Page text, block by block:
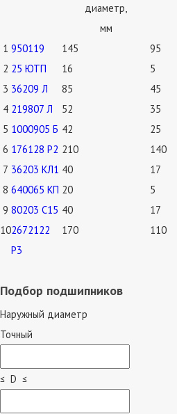
диаметр,
мм
1 950119 145 95
2 25 ЮТП 16 5
3 36209 Л 85 45
4 219807 Л 52 35
5 1000905 Б 42 25
6 176128 Р2 210 140
7 36203 КЛ1 40 17
8 640065 КП 20 5
9 80203 С15 40 17
102672122
Р3
170 110
Подбор подшипников
Наружный диаметр
Точный
≤ D ≤